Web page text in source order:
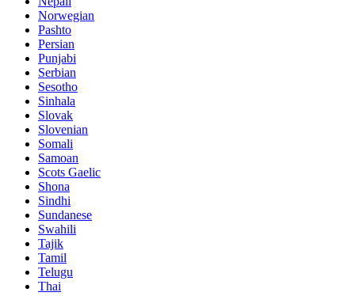
Norwegian
Pashto
Persian
Punjabi
Serbian
Sesotho
Sinhala
Slovak
Slovenian
Somali
Samoan
Scots Gaelic
Shona
Sindhi
Sundanese
Swahili
Tajik
Tamil
Telugu
Thai